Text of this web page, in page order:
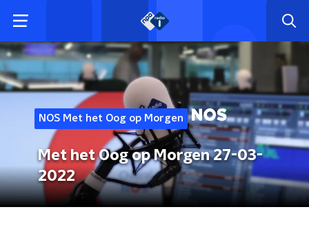
NOS Met het Oog op Morgen
Met het Oog op Morgen 27-03-
2022